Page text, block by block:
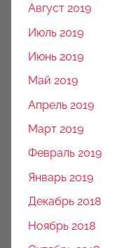
Август 2019
Июль 2019
Июнь 2019
Май 2019
Апрель 2019
Март 2019
Февраль 2019
Январь 2019
Декабрь 2018
Ноябрь 2018